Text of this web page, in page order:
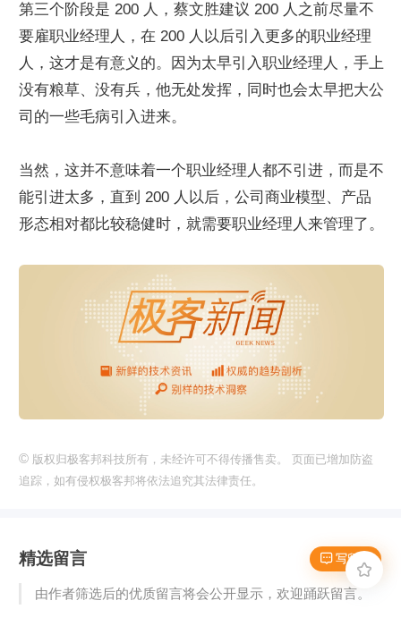
第三个阶段是 200 人，蔡文胜建议 200 人之前尽量不
要雇职业经理人，在 200 人以后引入更多的职业经理
人，这才是有意义的。因为太早引入职业经理人，手上
没有粮草、没有兵，他无处发挥，同时也会太早把大公
司的一些毛病引入进来。
当然，这并不意味着一个职业经理人都不引进，而是不
能引进太多，直到 200 人以后，公司商业模型、产品
形态相对都比较稳健时，就需要职业经理人来管理了。
© 版权归极客邦科技所有，未经许可不得传播售卖。 页面已增加防盗
追踪，如有侵权极客邦将依法追究其法律责任。
 写留言
精选留言
由作者筛选后的优质留言将会公开显示，欢迎踊跃留言。
